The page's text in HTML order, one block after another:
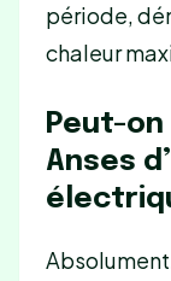
période,
chaleur
Peut-
Anses